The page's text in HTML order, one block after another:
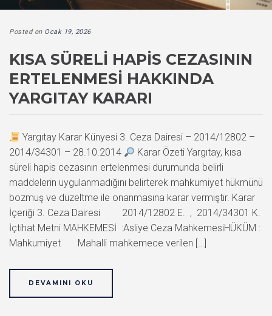
Posted on Ocak 19, 2026
KISA SÜRELI HAPIS CEZASININ
ERTELENMESI HAKKINDA
YARGITAY KARARI
Yargıtay Karar Künyesi 3. Ceza Dairesi – 2014/12802 –
2014/34301 – 28.10.2014
Karar Özeti Yargıtay, kısa
süreli hapis cezasının ertelenmesi durumunda belirli
maddelerin uygulanmadığını belirterek mahkumiyet hükmünü
bozmuş ve düzeltme ile onanmasına karar vermiştir. Karar
İçeriği 3. Ceza Dairesi 2014/12802 E. , 2014/34301 K.
İçtihat Metni MAHKEMESİ :Asliye Ceza MahkemesiHÜKÜM :
Mahkumiyet Mahalli mahkemece verilen […]
DEVAMINI OKU